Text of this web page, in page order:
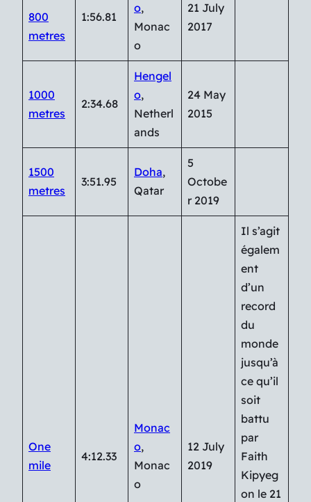
800
metres
1:56.81
o,
Monac
o
21 July
2017
1000
metres
2:34.68
Hengel
o,
Netherl
ands
24 May
2015
1500
metres
3:51.95
Doha,
Qatar
5
Octobe
r 2019
One
mile
4:12.33
Monac
o,
Monac
o
12 July
2019
Il s’agit
égalem
ent
d’un
record
du
monde
jusqu’à
ce qu’il
soit
battu
par
Faith
Kipyeg
on le 21